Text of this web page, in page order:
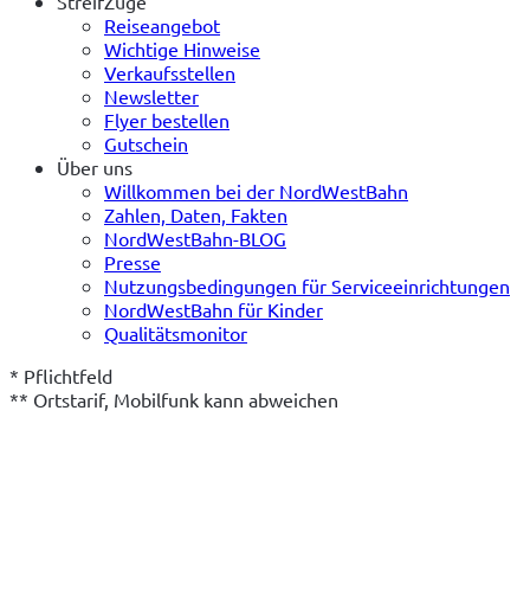
Reiseangebot
Wichtige Hinweise
Verkaufsstellen
Newsletter
Flyer bestellen
Gutschein
Über uns
Willkommen bei der NordWestBahn
Zahlen, Daten, Fakten
NordWestBahn-BLOG
Presse
Nutzungsbedingungen für Serviceeinrichtungen
NordWestBahn für Kinder
Qualitätsmonitor
* Pflichtfeld
** Ortstarif, Mobilfunk kann abweichen